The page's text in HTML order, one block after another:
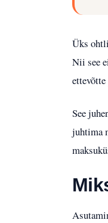
Üks
Nii see
See
juhtima